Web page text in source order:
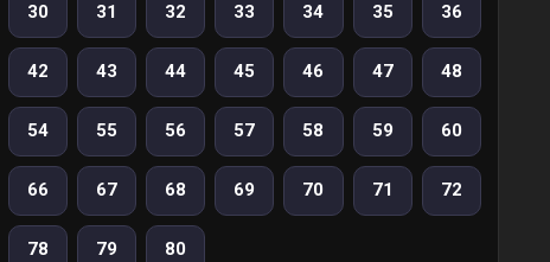
30 31 32 33 34 35 36
42 43 44 45 46 47 48
54 55 56 57 58 59 60
66 67 68 69 70 71 72
78 79 80